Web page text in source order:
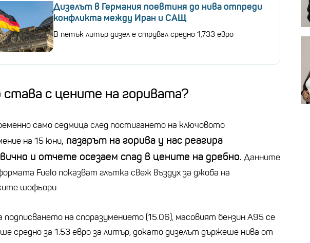
Дизелът в Германия поевтиня до нива отпреди
конфликта между Иран и САЩ
В петък литър дизел е струвал средно 1,733 евро
става с цените на горивата?
само седмица след постигането на ключовото
на 15 юни, пазарът на горива у нас реагира
и отчете осезаем спад в цените на дребно. Данните
Fuelo показват глътка свеж въздух за джоба на
шофьори.
подписването на споразумението (15.06), масовият бензин А95 се
средно за 1.53 евро за литър, докато дизелът държеше нива от